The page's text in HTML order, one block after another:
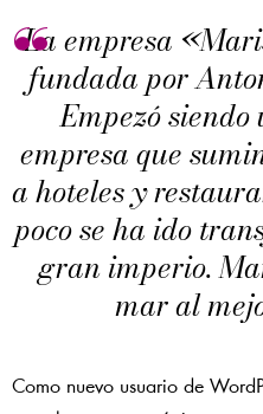
La empresa
fundada por
Empezó
empresa que
a hoteles y
poco se ha ido
gran imperio.
mar al
Como nuevo usuario de